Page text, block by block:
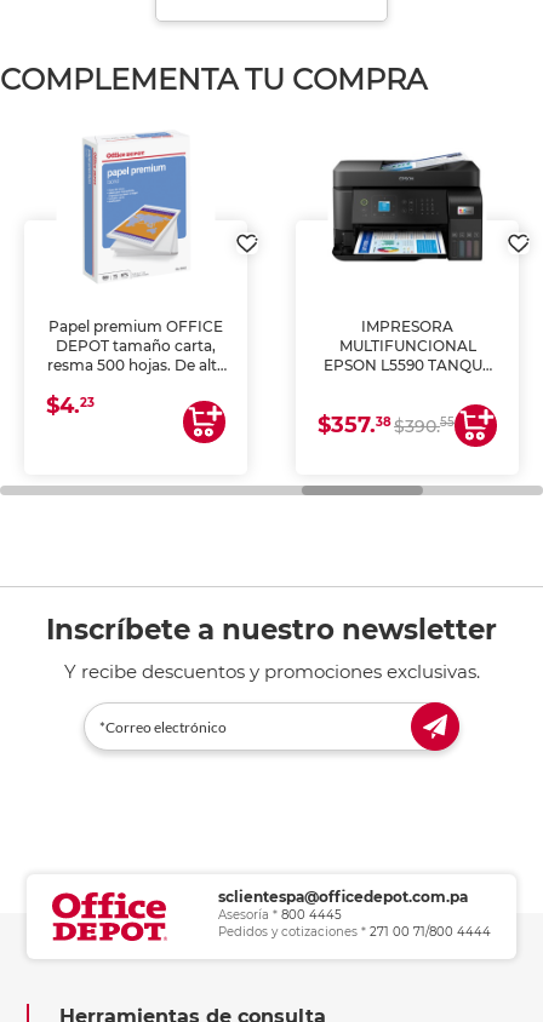
COMPLEMENTA TU COMPRA
Papel premium OFFICE
DEPOT tamaño carta,
resma 500 hojas. De alta
uniforme, ideal para
impresoras de inyección
de tinta y láser,
general de oficina.
$4.23
IMPRESORA
MULTIFUNCIONAL
EPSON L5590 TANQUE
COPIA Y ESCANEA)
$357.38$390.55
Inscríbete a nuestro newsletter
Y recibe descuentos y promociones exclusivas.
sclientespa@officedepot.com.pa
Asesoría * 800 4445
Pedidos y cotizaciones * 271 00 71/800 4444
Herramientas de consulta